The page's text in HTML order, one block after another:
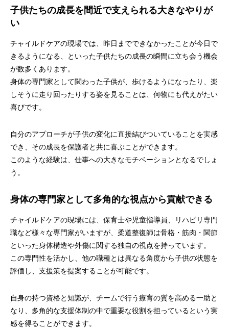
子供たちの成長を間近で支えられる大きなやりが
い
チャイルドケアの現場では、昨日までできなかったことが今日で
きるようになる、といった子供たちの成長の瞬間に立ち会う機会
が数多くあります。
身体の専門家として関わった子供が、歩けるようになったり、楽
しそうに走り回ったりする姿を見ることは、何物にも代えがたい
喜びです。
自分のアプローチが子供の変化に直接結びついていることを実感
でき、その成長を保護者と共に喜ぶことができます。
このような経験は、仕事への大きなモチベーションとなるでしょ
う。
身体の専門家として多角的な視点から貢献できる
チャイルドケアの現場には、保育士や児童指導員、リハビリ専門
職など様々な専門家がいますが、柔道整復師は骨格・筋肉・関節
といった身体構造や外傷に関する独自の視点を持っています。
この専門性を活かし、他の職種とは異なる角度から子供の状態を
評価し、支援策を提案することが可能です。
自身の持つ資格と知識が、チームで行う療育の質を高める一助と
なり、多角的な支援体制の中で重要な役割を担っているという実
感を得ることができます。